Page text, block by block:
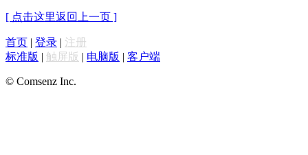
[ 点击这里返回上一页 ]
首页 | 登录 | 注册
标准版 | 触屏版 | 电脑版 | 客户端
© Comsenz Inc.